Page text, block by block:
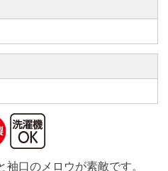
袖口のメロウが素敵です。